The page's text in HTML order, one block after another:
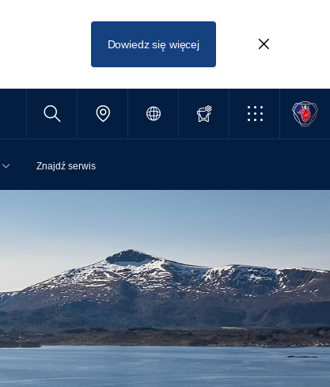
Dowiedz się więcej
Znajdź serwis